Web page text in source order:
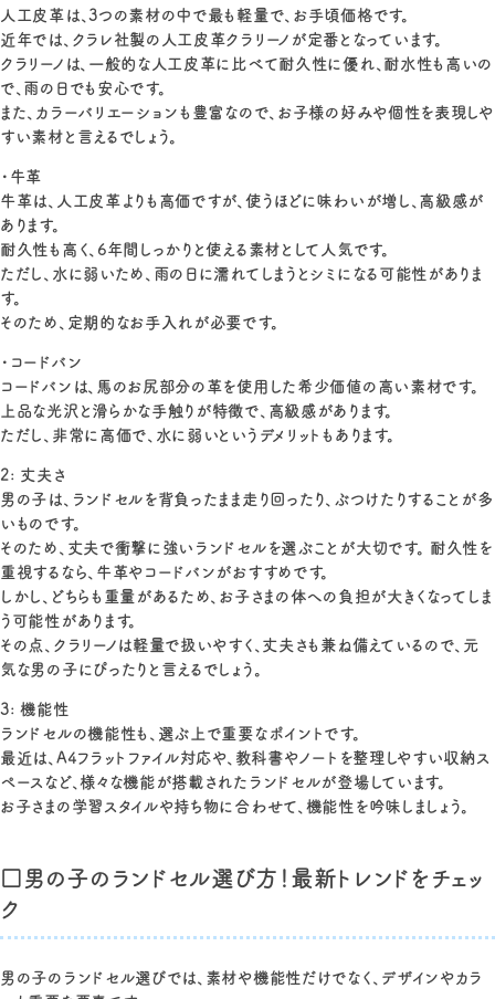
人工皮革は、3つの素材の中で最も軽量で、お手頃価格です。
近年では、クラレ社製の人工皮革クラリーノが定番となっています。
クラリーノは、一般的な人工皮革に比べて耐久性に優れ、耐水性も高いの
で、雨の日でも安心です。
また、カラーバリエーションも豊富なので、お子様の好みや個性を表現しや
すい素材と言えるでしょう。
・牛革
牛革は、人工皮革よりも高価ですが、使うほどに味わいが増し、高級感が
あります。
耐久性も高く、6年間しっかりと使える素材として人気です。
ただし、水に弱いため、雨の日に濡れてしまうとシミになる可能性がありま
す。
そのため、定期的なお手入れが必要です。
・コードバン
コードバンは、馬のお尻部分の革を使用した希少価値の高い素材です。
上品な光沢と滑らかな手触りが特徴で、高級感があります。
ただし、非常に高価で、水に弱いというデメリットもあります。
2: 丈夫さ
男の子は、ランドセルを背負ったまま走り回ったり、ぶつけたりすることが多
いものです。
そのため、丈夫で衝撃に強いランドセルを選ぶことが大切です。 耐久性を
重視するなら、牛革やコードバンがおすすめです。
しかし、どちらも重量があるため、お子さまの体への負担が大きくなってしま
う可能性があります。
その点、クラリーノは軽量で扱いやすく、丈夫さも兼ね備えているので、元
気な男の子にぴったりと言えるでしょう。
3: 機能性
ランドセルの機能性も、選ぶ上で重要なポイントです。
最近は、A4フラットファイル対応や、教科書やノートを整理しやすい収納ス
ペースなど、様々な機能が搭載されたランドセルが登場しています。
お子さまの学習スタイルや持ち物に合わせて、機能性を吟味しましょう。
□男の子のランドセル選び方！最新トレンドをチェッ
ク
男の子のランドセル選びでは、素材や機能性だけでなく、デザインやカラ